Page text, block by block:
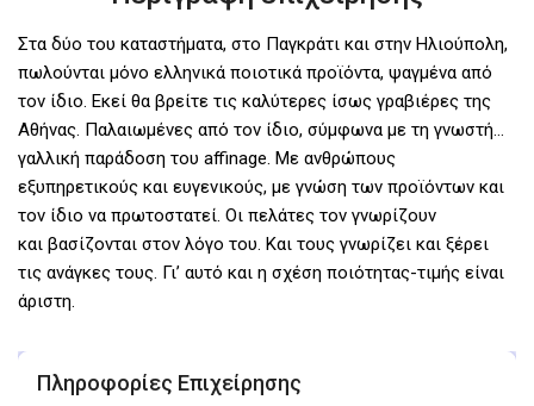
Στα δύο του καταστήματα, στο Παγκράτι και στην Ηλιούπολη,
πωλούνται μόνο ελληνικά ποιοτικά προϊόντα, ψαγμένα από
τον ίδιο. Εκεί θα βρείτε τις καλύτερες ίσως γραβιέρες της
Αθήνας. Παλαιωμένες από τον ίδιο, σύμφωνα με τη γνωστή…
γαλλική παράδοση του affinage. Με ανθρώπους
εξυπηρετικούς και ευγενικούς, με γνώση των προϊόντων και
τον ίδιο να πρωτοστατεί. Οι πελάτες τον γνωρίζουν
και βασίζονται στον λόγο του. Και τους γνωρίζει και ξέρει
τις ανάγκες τους. Γι’ αυτό και η σχέση ποιότητας-τιμής είναι
άριστη.
Πληροφορίες Επιχείρησης